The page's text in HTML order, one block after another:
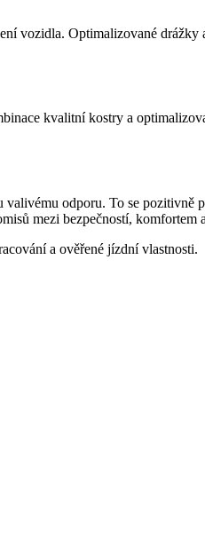
vozidla. Optimalizované drážky
kvalitní kostry a
odporu. To se pozitivně
mezi bezpečností, komfortem
a ověřené jízdní vlastnosti.